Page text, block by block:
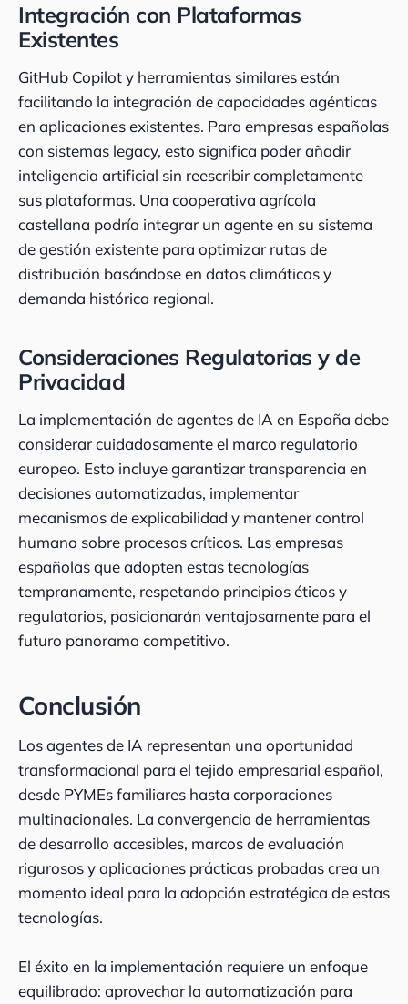
Integración con Plataformas
Existentes
GitHub Copilot y herramientas similares están
facilitando la integración de capacidades agénticas
en aplicaciones existentes. Para empresas españolas
con sistemas legacy, esto significa poder añadir
inteligencia artificial sin reescribir completamente
sus plataformas. Una cooperativa agrícola
castellana podría integrar un agente en su sistema
de gestión existente para optimizar rutas de
distribución basándose en datos climáticos y
demanda histórica regional.
Consideraciones Regulatorias y de
Privacidad
La implementación de agentes de IA en España debe
considerar cuidadosamente el marco regulatorio
europeo. Esto incluye garantizar transparencia en
decisiones automatizadas, implementar
mecanismos de explicabilidad y mantener control
humano sobre procesos críticos. Las empresas
españolas que adopten estas tecnologías
tempranamente, respetando principios éticos y
regulatorios, posicionarán ventajosamente para el
futuro panorama competitivo.
Conclusión
Los agentes de IA representan una oportunidad
transformacional para el tejido empresarial español,
desde PYMEs familiares hasta corporaciones
multinacionales. La convergencia de herramientas
de desarrollo accesibles, marcos de evaluación
rigurosos y aplicaciones prácticas probadas crea un
momento ideal para la adopción estratégica de estas
tecnologías.
El éxito en la implementación requiere un enfoque
equilibrado: aprovechar la automatización para